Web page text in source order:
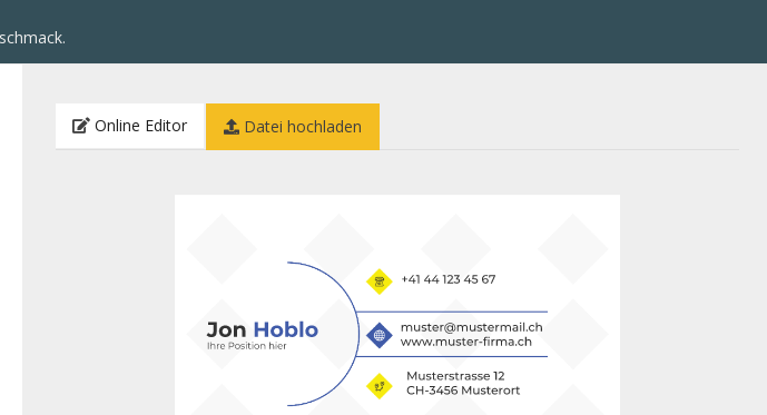
Online Editor Datei hochladen